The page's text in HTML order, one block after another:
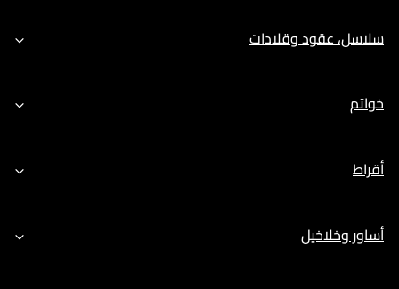
سلاسل، عقود وقلادات
خواتم
أقراط
أساور وخلاخيل